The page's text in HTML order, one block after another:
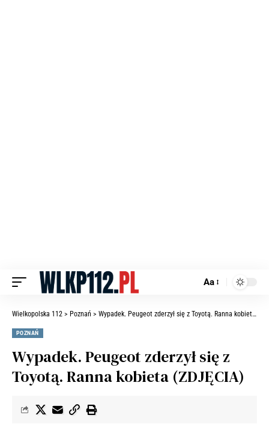
Aa
Wielkopolska 112 > Poznań > Wypadek. Peugeot zderzył się z Toyotą. Ranna kobieta (ZDJĘCIA)
POZNAŃ
Wypadek. Peugeot zderzył się z
Toyotą. Ranna kobieta (ZDJĘCIA)